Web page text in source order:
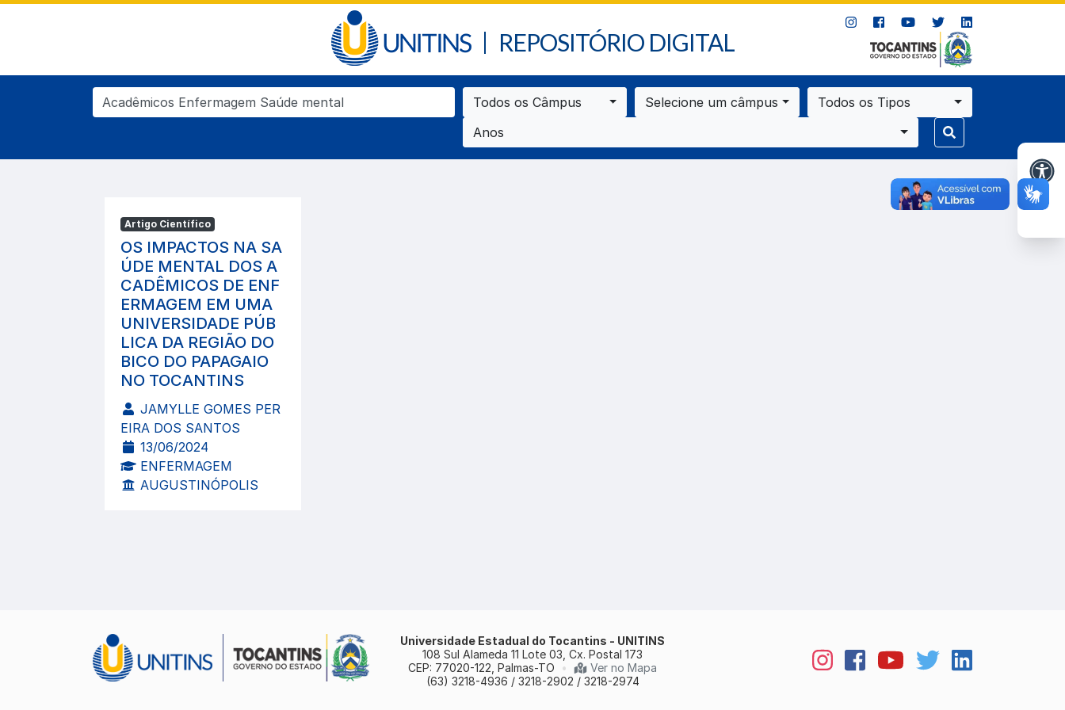
REPOSITÓRIO DIGITAL
Todos os Câmpus Selecione um câmpus
Todos os Tipos
Anos
Artigo Científico
OS IMPACTOS NA SA
ÚDE MENTAL DOS A
CADÊMICOS DE ENF
ERMAGEM EM UMA
UNIVERSIDADE PÚB
LICA DA REGIÃO DO
BICO DO PAPAGAIO
NO TOCANTINS
JAMYLLE GOMES PER
EIRA DOS SANTOS
13/06/2024
ENFERMAGEM
AUGUSTINÓPOLIS
Universidade Estadual do Tocantins - UNITINS
108 Sul Alameda 11 Lote 03, Cx. Postal 173
CEP: 77020-122, Palmas-TO
•
Ver no Mapa
(63) 3218-4936 / 3218-2902 / 3218-2974